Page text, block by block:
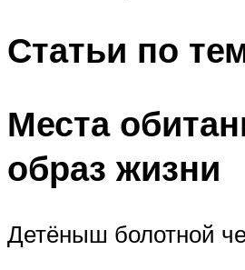
Статьи по
Места
образ жизни
Детёныш болотной